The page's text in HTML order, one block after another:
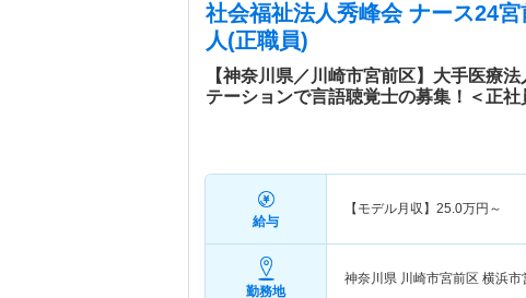
社会福祉法人秀峰会 ナース24宮
人(正職員)
【神奈川県／川崎市宮前区】大手医療
テーションで言語聴覚士の募集！＜正社
給与
【モデル月収】 25.0万円～
勤務地
神奈川県 川崎市宮前区 横浜市